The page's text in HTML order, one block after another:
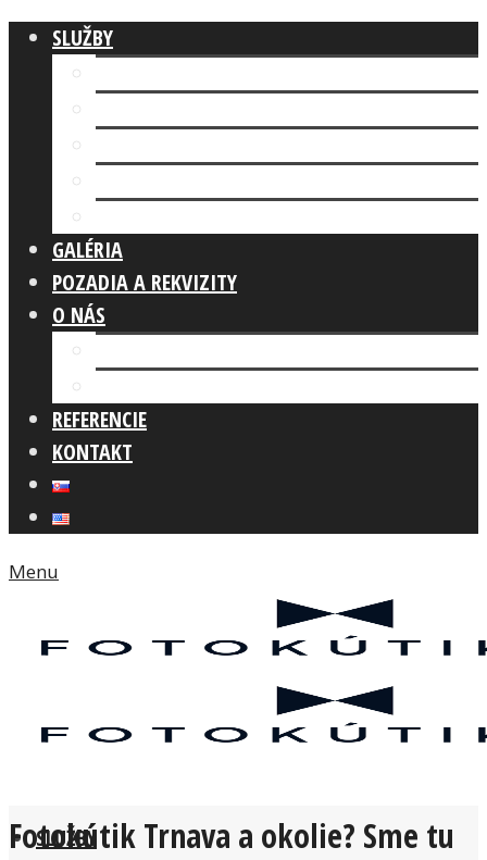
SLUŽBY
GALÉRIA
POZADIA A REKVIZITY
O NÁS
REFERENCIE
KONTAKT
Menu
SLUŽBY
Fotokútik Trnava a okolie? Sme tu